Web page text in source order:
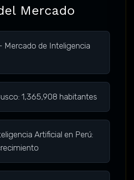
Mercado
Mercado de Inteligencia
1,365,908 habitantes
Artificial en Perú: